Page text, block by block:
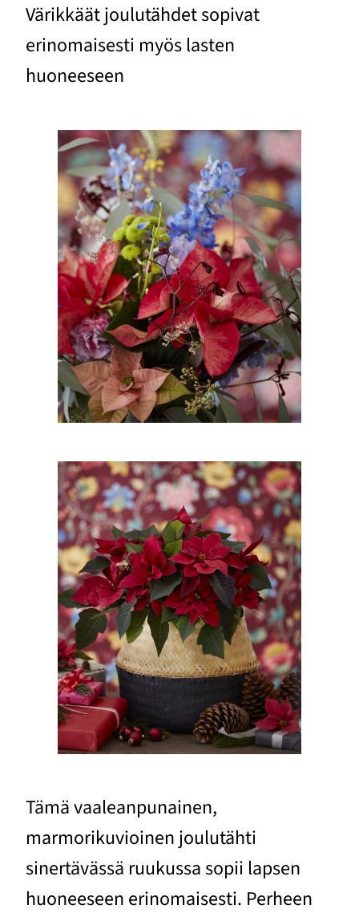
Värikkäät joulutähdet sopivat
erinomaisesti myös lasten
huoneeseen
Tämä vaaleanpunainen,
marmorikuvioinen joulutähti
sinertävässä ruukussa sopii lapsen
huoneeseen erinomaisesti. Perheen